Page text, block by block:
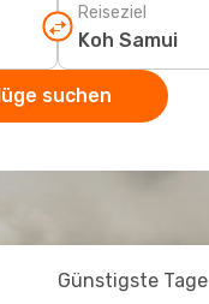
Reiseziel
suchen
Günstigste Tage